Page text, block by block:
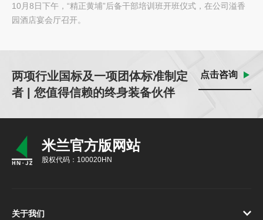
10月8日下午，“精正黄埔”后备干部培训班开班仪式，在公司溢香
园酒店宴会厅召开。
两项行业国标及一项团体标准制定
者 | 您值得信赖的终身装备伙伴
点击咨询
米兰官方版网站
股权代码：100020HN
关于我们